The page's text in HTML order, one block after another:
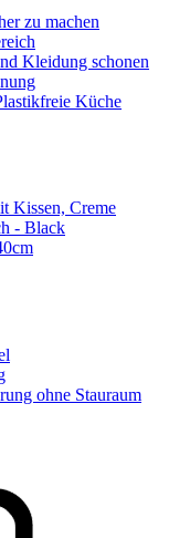
zu machen
Kleidung schonen
Küche
Kissen, Creme
- Black
ohne Stauraum